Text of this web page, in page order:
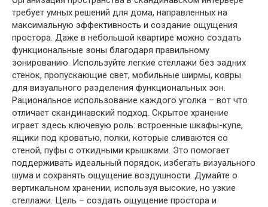
требует умных решений для дома, направленных на
максимальную эффективность и создание ощущения
простора. Даже в небольшой квартире можно создать
функциональные зоны благодаря правильному
зонированию. Используйте легкие стеллажи без задних
стенок, пропускающие свет, мобильные ширмы, ковры
для визуального разделения функциональных зон.
Рациональное использование каждого уголка – вот что
отличает скандинавский подход. Скрытое хранение
играет здесь ключевую роль: встроенные шкафы-купе,
ящики под кроватью, полки, которые сливаются со
стеной, пуфы с откидными крышками. Это помогает
поддерживать идеальный порядок, избегать визуального
шума и сохранять ощущение воздушности. Думайте о
вертикальном хранении, используя высокие, но узкие
стеллажи. Цель – создать ощущение простора и